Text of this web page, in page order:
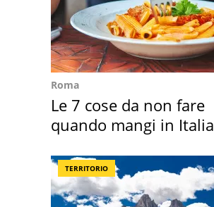
Roma
Le 7 cose da non fare
quando mangi in Italia
TERRITORIO